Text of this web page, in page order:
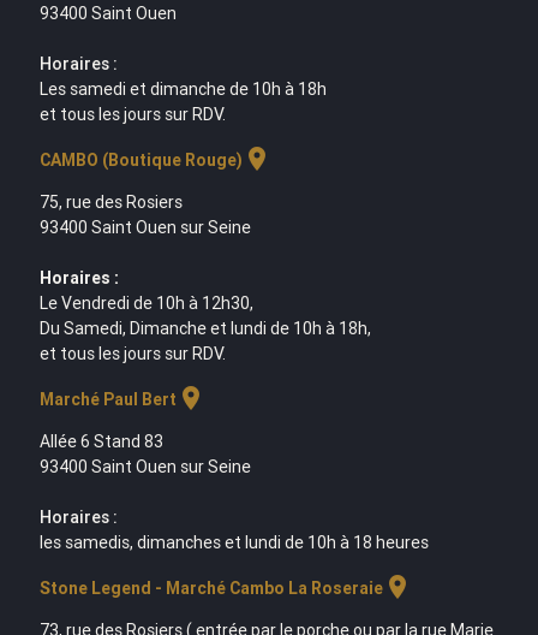
93400 Saint Ouen
Horaires :
Les samedi et dimanche de 10h à 18h
et tous les jours sur RDV.
CAMBO (Boutique Rouge) location_on
75, rue des Rosiers
93400 Saint Ouen sur Seine
Horaires :
Le Vendredi de 10h à 12h30,
Du Samedi, Dimanche et lundi de 10h à 18h,
et tous les jours sur RDV.
Marché Paul Bert location_on
Allée 6 Stand 83
93400 Saint Ouen sur Seine
Horaires :
les samedis, dimanches et lundi de 10h à 18 heures
Stone Legend - Marché Cambo La Roseraielocation_on
73, rue des Rosiers ( entrée par le porche ou par la rue Marie